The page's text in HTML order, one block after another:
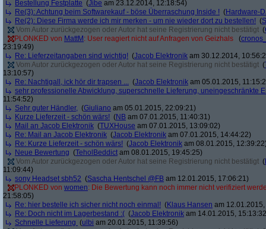
Bestellung Festplatte (Jibe am 23.12.2014, 12:18:54)
Re(3): Achtung beim Softwarekauf - böse Überraschung Inside ! (Hardware-
Re(2): Diese Firma werde ich mir merken - um nie wieder dort zu bestellen! (
Vom Autor zurückgezogen oder Autor hat seine Registrierung nicht bestätigt (
PLONKED von MattM : User reagiert nicht auf Anfragen von Geizhals (
23:19:49)
Re: Lieferzeitangaben sind wichtig! (Jacob Elektronik am 30.12.2014,
Vom Autor zurückgezogen oder Autor hat seine Registrierung nicht bestätigt (
13:10:57)
Re: Nachtigall, ick hör dir trapsen ... (Jacob Elektronik am 05.01.2015,
sehr professionelle Abwicklung, superschnelle Lieferung, uneingeschränkte
11:54:52)
Sehr guter Händler, (Giuliano am 05.01.2015, 22:09:21)
Kurze Lieferzeit - schön wärs! (NB am 07.01.2015, 11:40:31)
Mail an Jacob Elektronik (TUXHouse am 07.01.2015, 13:09:02)
Re: Mail an Jacob Elektronik (Jacob Elektronik am 07.01.2015, 14:44:22)
Re: Kurze Lieferzeit - schön wärs! (Jacob Elektronik am 08.01.2015,
Neue Bewertung (TeholBeddict am 08.01.2015, 19:45:25)
Vom Autor zurückgezogen oder Autor hat seine Registrierung nicht bestätigt (
11:09:44)
sony Headset sbh52 (Sascha Hentschel @FB am 12.01.2015, 17:06:21)
PLONKED von women: Die Bewertung kann noch immer nicht verifiziert
21:58:05)
Re: hier bestelle ich sicher nicht noch einmal! (Klaus Hansen am
Re: Doch nicht im Lagerbestand :( (Jacob Elektronik am 14.01.2015,
Schnelle Lieferung (ulbi am 20.01.2015, 11:39:56)